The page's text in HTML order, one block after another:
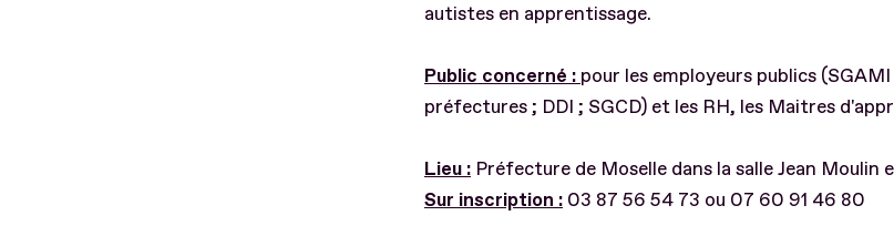
autistes en apprentissage.
Public concerné : pour les employeurs publics
préfectures ; DDI ; SGCD) et les RH, les Maitres
Lieu : Préfecture de Moselle dans la salle Jean Moulin
Sur inscription : 03 87 56 54 73 ou 07 60 91 46 80